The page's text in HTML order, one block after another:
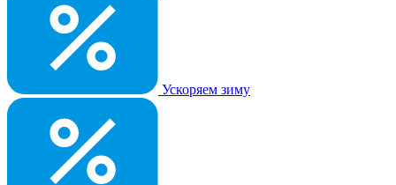
Ускоряем зиму